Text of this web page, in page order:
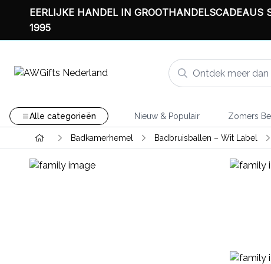
EERLIJKE HANDEL IN GROOTHANDELSCADEAUS
1995
Alle categorieën Nieuw & Populair Zomers
Badkamerhemel Badbruisballen – Wit Label